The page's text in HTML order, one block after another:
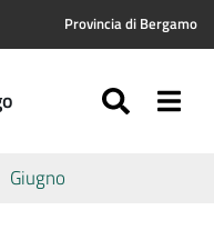
Provincia di Bergamo
Giugno